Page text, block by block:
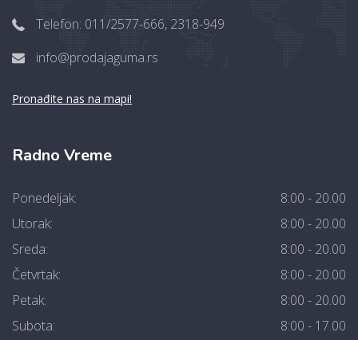
Telefon: 011/2577-666, 2318-949
info@prodajaguma.rs
Pronađite nas na mapi!
Radno Vreme
Ponedeljak:
8:00 - 20.00
Utorak:
8:00 - 20.00
Sreda:
8:00 - 20.00
Četvrtak:
8:00 - 20.00
Petak:
8:00 - 20.00
Subota:
8:00 - 17.00